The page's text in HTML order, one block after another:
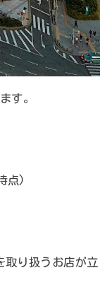
す。
点)
取り扱うお店が立